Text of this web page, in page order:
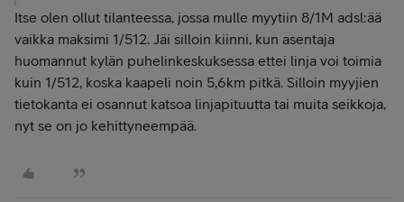
Itse olen ollut tilanteessa, jossa mulle myytiin 8/1M adsl:ää
vaikka maksimi 1/512. Jäi silloin kiinni, kun asentaja
huomannut kylän puhelinkeskuksessa ettei linja voi toimia
kuin 1/512, koska kaapeli noin 5,6km pitkä. Silloin myyjien
tietokanta ei osannut katsoa linjapituutta tai muita seikkoja,
nyt se on jo kehittyneempää.